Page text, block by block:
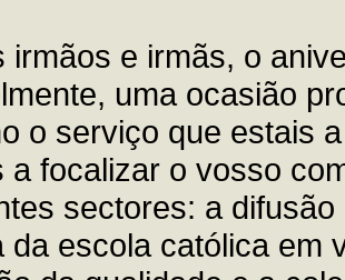
irmãos e irmãs, o
uma ocasião
o serviço que estais
a focalizar o vosso
sectores: a
da escola católica em